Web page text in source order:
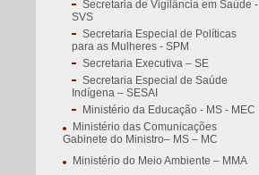
Secretaria de Vigilância em Saúde -
SVS
Secretaria Especial de Políticas
para as Mulheres - SPM
Secretaria Executiva – SE
Secretaria Especial de Saúde
Indígena – SESAI
Ministério da Educação - MS - MEC
Ministério das Comunicações
Gabinete do Ministro– MS – MC
Ministério do Meio Ambiente – MMA